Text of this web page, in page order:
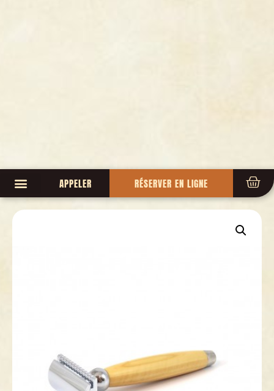
APPELER RÉSERVER EN LIGNE